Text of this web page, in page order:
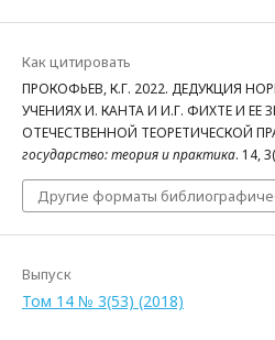
Как цитировать
ПРОКОФЬЕВ, К.Г. 2022. ДЕДУКЦИЯ
УЧЕНИЯХ И. КАНТА И И.Г. ФИХТЕ И ЕЕ
ОТЕЧЕСТВЕННОЙ ТЕОРЕТИЧЕСКОЙ
государство: теория и практика. 14,
Другие форматы
Выпуск
Том 14 № 3(53) (2018)